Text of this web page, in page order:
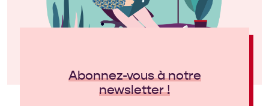
Abonnez-vous à notre
newsletter !